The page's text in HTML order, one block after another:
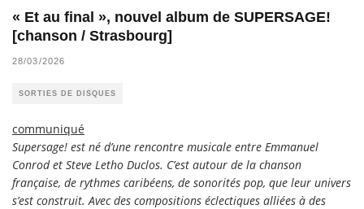
« Et au final », nouvel album de SUPERSAGE!
[chanson / Strasbourg]
28/03/2026
SORTIES DE DISQUES
communiqué
Supersage! est né d’une rencontre musicale entre Emmanuel
Conrod et Steve Letho Duclos. C’est autour de la chanson
française, de rythmes caribéens, de sonorités pop, que leur univers
s’est construit. Avec des compositions éclectiques alliées à des